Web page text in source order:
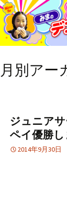
月別アー
ジュニア
ペイ優勝
2014年9月30日